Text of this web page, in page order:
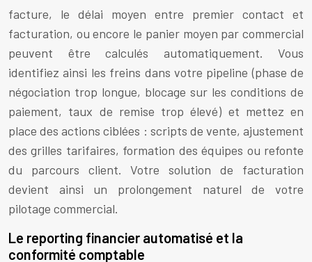
facture, le délai moyen entre premier contact et
facturation, ou encore le panier moyen par commercial
peuvent être calculés automatiquement. Vous
identifiez ainsi les freins dans votre pipeline (phase de
négociation trop longue, blocage sur les conditions de
paiement, taux de remise trop élevé) et mettez en
place des actions ciblées : scripts de vente, ajustement
des grilles tarifaires, formation des équipes ou refonte
du parcours client. Votre solution de facturation
devient ainsi un prolongement naturel de votre
pilotage commercial.
Le reporting financier automatisé et la
conformité comptable